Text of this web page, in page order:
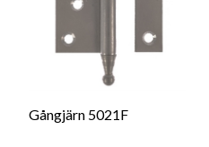
Gångjärn 5021F